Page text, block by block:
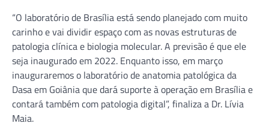
“O laboratório de Brasília está sendo planejado com muito
carinho e vai dividir espaço com as novas estruturas de
patologia clínica e biologia molecular. A previsão é que ele
seja inaugurado em 2022. Enquanto isso, em março
inauguraremos o laboratório de anatomia patológica da
Dasa em Goiânia que dará suporte à operação em Brasília e
contará também com patologia digital”, finaliza a Dr. Lívia
Maia.